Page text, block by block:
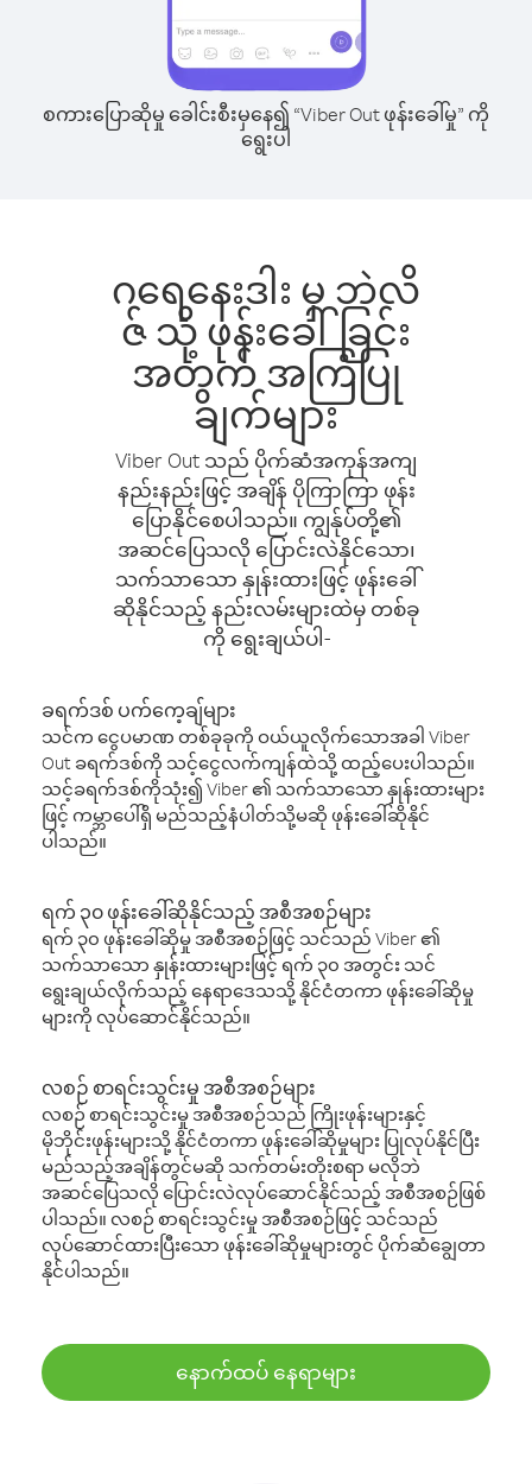
စကားပြောဆိုမှု ခေါင်းစီးမှနေ၍ “Viber Out ဖုန်းခေါ်မှု” ကို
ရွေးပါ
ဂရေနေးဒါး မှ ဘဲလိ
ဇ် သို့ ဖုန်းခေါ်ခြင်း
အတွက် အကြံပြု
ချက်များ
Viber Out သည် ပိုက်ဆံအကုန်အကျ
နည်းနည်းဖြင့် အချိန် ပိုကြာကြာ ဖုန်း
ပြောနိုင်စေပါသည်။ ကျွန်ုပ်တို့၏
အဆင်ပြေသလို ပြောင်းလဲနိုင်သော၊
သက်သာသော နှုန်းထားဖြင့် ဖုန်းခေါ်
ဆိုနိုင်သည့် နည်းလမ်းများထဲမှ တစ်ခု
ကို ရွေးချယ်ပါ-
ခရက်ဒစ် ပက်ကေ့ချ်များ
သင်က ငွေပမာဏ တစ်ခုခုကို ဝယ်ယူလိုက်သောအခါ Viber
Out ခရက်ဒစ်ကို သင့်ငွေလက်ကျန်ထဲသို့ ထည့်ပေးပါသည်။
သင့်ခရက်ဒစ်ကိုသုံး၍ Viber ၏ သက်သာသော နှုန်းထားများ
ဖြင့် ကမ္ဘာပေါ်ရှိ မည်သည့်နံပါတ်သို့မဆို ဖုန်းခေါ်ဆိုနိုင်
ပါသည်။
ရက် ၃၀ ဖုန်းခေါ်ဆိုနိုင်သည့် အစီအစဉ်များ
ရက် ၃၀ ဖုန်းခေါ်ဆိုမှု အစီအစဉ်ဖြင့် သင်သည် Viber ၏
သက်သာသော နှုန်းထားများဖြင့် ရက် ၃၀ အတွင်း သင်
ရွေးချယ်လိုက်သည့် နေရာဒေသသို့ နိုင်ငံတကာ ဖုန်းခေါ်ဆိုမှု
များကို လုပ်ဆောင်နိုင်သည်။
လစဉ် စာရင်းသွင်းမှု အစီအစဉ်များ
လစဉ် စာရင်းသွင်းမှု အစီအစဉ်သည် ကြိုးဖုန်းများနှင့်
မိုဘိုင်းဖုန်းများသို့ နိုင်ငံတကာ ဖုန်းခေါ်ဆိုမှုများ ပြုလုပ်နိုင်ပြီး
မည်သည့်အချိန်တွင်မဆို သက်တမ်းတိုးစရာ မလိုဘဲ
အဆင်ပြေသလို ပြောင်းလဲလုပ်ဆောင်နိုင်သည့် အစီအစဉ်ဖြစ်
ပါသည်။ လစဉ် စာရင်းသွင်းမှု အစီအစဉ်ဖြင့် သင်သည်
လုပ်ဆောင်ထားပြီးသော ဖုန်းခေါ်ဆိုမှုများတွင် ပိုက်ဆံချွေတာ
နိုင်ပါသည်။
နောက်ထပ် နေရာများ